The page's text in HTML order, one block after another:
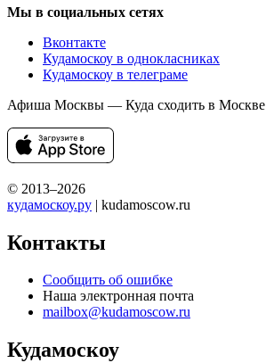
Мы в социальных сетях
Вконтакте
Кудамоскоу в однокласниках
Кудамоскоу в телеграме
Афиша Москвы — Куда сходить в Москве
© 2013–2026
кудамоскоу.ру | kudamoscow.ru
Контакты
Сообщить об ошибке
Наша электронная почта
mailbox@kudamoscow.ru
Кудамоскоу